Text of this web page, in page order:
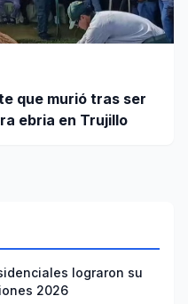
que murió tras ser
ebria en Trujillo
lograron su
2026